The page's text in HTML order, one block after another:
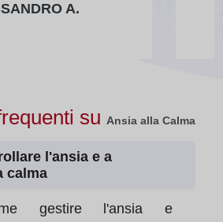
A.
su Ansia alla Calma
l'ansia e a
calma
gestire l'ansia e